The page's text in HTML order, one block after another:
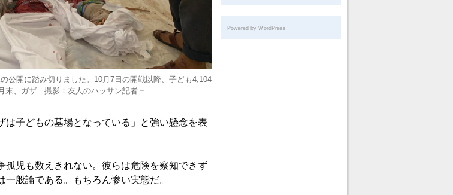
公開に踏み切りました。10月7日の開戦以降、子ども4,104
末、ガザ 撮影：友人のハッサン記者＝
子どもの墓場となっている」と強い懸念を表
児も数えきれない。彼らは危険を察知できず
般論である。もちろん惨い実態だ。
Powered by WordPress